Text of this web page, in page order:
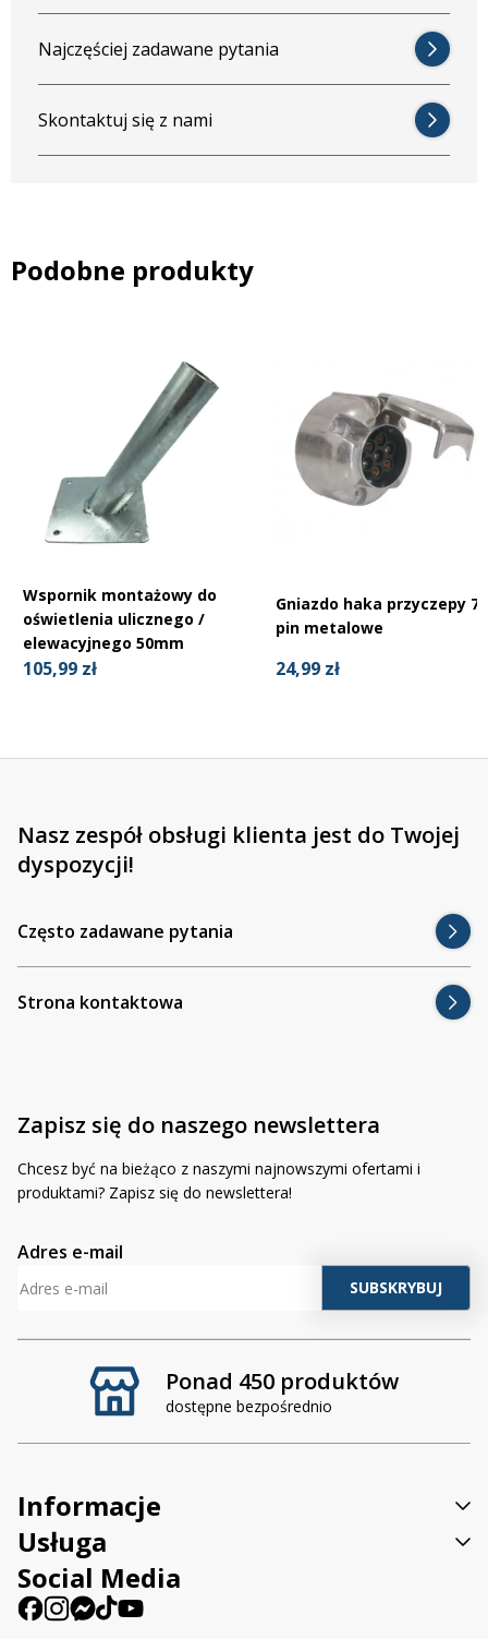
Najczęściej zadawane pytania
Skontaktuj się z nami
Podobne produkty
Wspornik montażowy do
oświetlenia ulicznego /
elewacyjnego 50mm
105,99 zł
Gniazdo haka przyczepy 7
pin metalowe
24,99 zł
Ponad 450 produktów
dostępne bezpośrednio
Nasz zespół obsługi klienta jest do Twojej
dyspozycji!
Często zadawane pytania
Strona kontaktowa
Zapisz się do naszego newslettera
Chcesz być na bieżąco z naszymi najnowszymi ofertami i
produktami? Zapisz się do newslettera!
Adres e-mail
Informacje
Usługa
Social Media